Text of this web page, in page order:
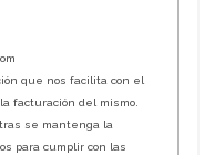
que nos facilita con el
facturación del mismo.
se mantenga la
para cumplir con las